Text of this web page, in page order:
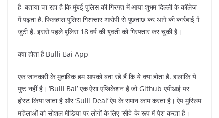
है. बताया जा रहा है कि मुंबई पुलिस की गिरफ्त में आया शुभम दिल्ली के कॉलेज
में पढ़ता है. फिलहाल पुलिस गिरफ्तार आरोपी से पूछताछ कर आगे की कार्रवाई में
जुटी है. इससे पहले पुलिस 18 वर्ष की युवती को गिरफ्तार कर चुकी है।
क्या होता है Bulli Bai App
एक जानकारी के मुताबिक हम आपको बता रहे हैं कि ये क्या होता है, हालांकि ये
पुष्ट नहीं है। ‘Bulli Bai’ एक ऐसा एप्लिकेशन है जो Github एपीआई पर
होस्ट किया जाता है और ‘Sulli Deal’ ऐप के समान काम करता है। ऐप मुस्लिम
महिलाओं को सोशल मीडिया पर लोगों के लिए ‘सौदे’ के रूप में पेश करता है।